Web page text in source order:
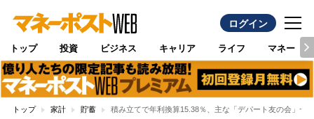
ログイン
トップ 投資 ビジネス キャリア ライフ マネー
トップ 家計 貯蓄 積み立てで年利換算15.38％、主な「デパート友の会」一覧